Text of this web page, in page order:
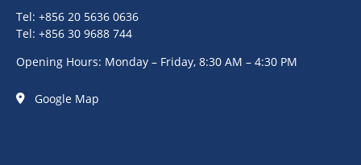
Tel: +856 20 5636 0636
Tel: +856 30 9688 744
Opening Hours: Monday – Friday, 8:30 AM – 4:30 PM
Google Map